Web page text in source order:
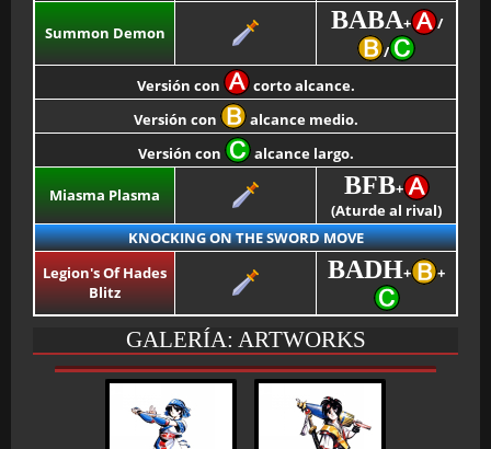
Summon Demon BABA+
/
/
Versión con
corto alcance.
Versión con
alcance medio.
Versión con
alcance largo.
Miasma Plasma BFB+
(Aturde al rival)
KNOCKING ON THE SWORD MOVE
Legion's Of Hades
Blitz
BADH+ +
GALERÍA: ARTWORKS